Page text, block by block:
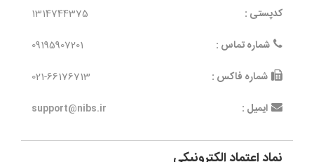
کدپستی :
1314744375
شماره تماس :
09195907201
شماره فاکس :
021-66176713
ایمیل :
support@nibs.ir